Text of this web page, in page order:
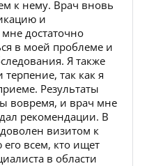
к нему. Врач вновь
и
достаточно
в моей проблеме и
Я также
так как я
Результаты
вовремя, и врач мне
рекомендации. В
визитом к
всем, кто ищет
в области